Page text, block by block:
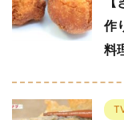
作
料